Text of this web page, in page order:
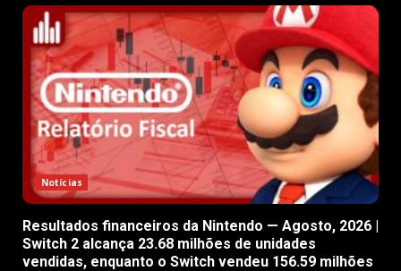
Notícias
Resultados financeiros da Nintendo — Agosto, 2026 |
Switch 2 alcança 23.68 milhões de unidades
vendidas, enquanto o Switch vendeu 156.59 milhões